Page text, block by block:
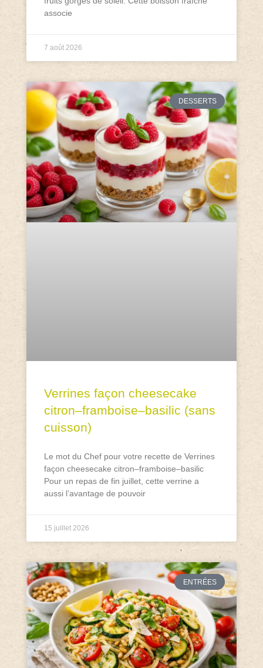
associe
7 août 2026
DESSERTS
Verrines façon cheesecake
citron–framboise–basilic (sans
cuisson)
Le mot du Chef pour votre recette de Verrines
façon cheesecake citron–framboise–basilic
Pour un repas de fin juillet, cette verrine a
aussi l’avantage de pouvoir
15 juillet 2026
ENTRÉES